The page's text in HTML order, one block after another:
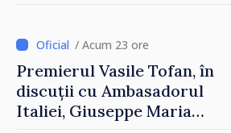
/ Acum 23 ore
Premierul Vasile Tofan, în
discuții cu Ambasadorul
Italiei, Giuseppe Maria